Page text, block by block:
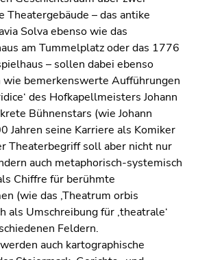
Theatergebäude – das antike
Solva ebenso wie das
am Tummelplatz oder das 1776
– sollen dabei ebenso
bemerkenswerte Aufführungen
des Hofkapellmeisters Johann
Bühnenstars (wie Johann
Jahren seine Karriere als Komiker
Theaterbegriff soll aber nicht nur
auch metaphorisch-systemisch
Chiffre für berühmte
(wie das ‚Theatrum orbis
als Umschreibung für ‚theatrale‘
Feldern.
auch kartographische